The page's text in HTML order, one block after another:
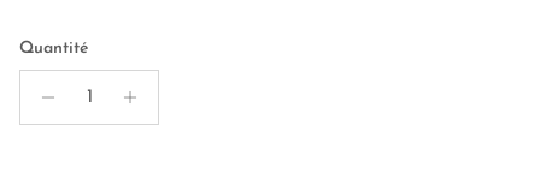
Quantité